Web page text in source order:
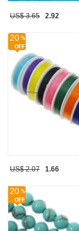
US$ 3.65 2.92
20
US$ 2.07 1.66
20